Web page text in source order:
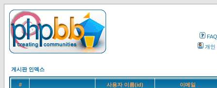
FAQ
개인
게시판 인덱스
# 사용자 이름(id) 이메일